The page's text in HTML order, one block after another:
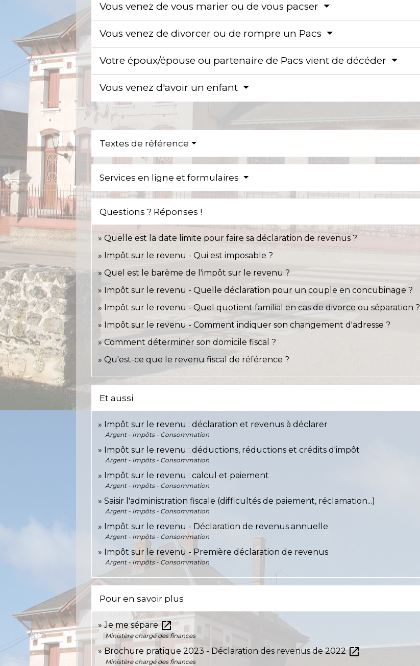
Vous venez de vous marier ou de vous pacser
Vous venez de divorcer ou de rompre un Pacs
Votre époux/épouse ou partenaire de Pacs vient de décéder
Vous venez d'avoir un enfant
Textes de référence
Services en ligne et formulaires
Questions ? Réponses !
Quelle est la date limite pour faire sa déclaration de revenus ?
Impôt sur le revenu - Qui est imposable ?
Quel est le barème de l'impôt sur le revenu ?
Impôt sur le revenu - Quelle déclaration pour un couple en concubinage ?
Impôt sur le revenu - Quel quotient familial en cas de divorce ou séparation ?
Impôt sur le revenu - Comment indiquer son changement d'adresse ?
Comment déterminer son domicile fiscal ?
Qu'est-ce que le revenu fiscal de référence ?
Et aussi
Impôt sur le revenu : déclaration et revenus à déclarer
Argent - Impôts - Consommation
Impôt sur le revenu : déductions, réductions et crédits d'impôt
Argent - Impôts - Consommation
Impôt sur le revenu : calcul et paiement
Argent - Impôts - Consommation
Saisir l'administration fiscale (difficultés de paiement, réclamation...)
Argent - Impôts - Consommation
Impôt sur le revenu - Déclaration de revenus annuelle
Argent - Impôts - Consommation
Impôt sur le revenu - Première déclaration de revenus
Argent - Impôts - Consommation
Pour en savoir plus
Je me sépareopen_in_new
Ministère chargé des finances
Brochure pratique 2023 - Déclaration des revenus de 2022open_in_new
Ministère chargé des finances